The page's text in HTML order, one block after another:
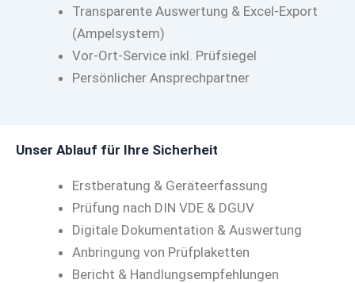
Transparente Auswertung & Excel-Export
(Ampelsystem)
Vor-Ort-Service inkl. Prüfsiegel
Persönlicher Ansprechpartner
Unser Ablauf für Ihre Sicherheit
Erstberatung & Geräteerfassung
Prüfung nach DIN VDE & DGUV
Digitale Dokumentation & Auswertung
Anbringung von Prüfplaketten
Bericht & Handlungsempfehlungen